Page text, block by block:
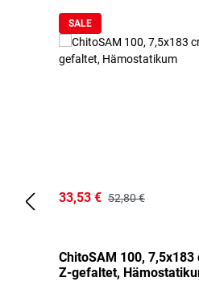
SALE
33,53 € 52,80 €
ChitoSAM 100, 7,5x183
Z-gefaltet,